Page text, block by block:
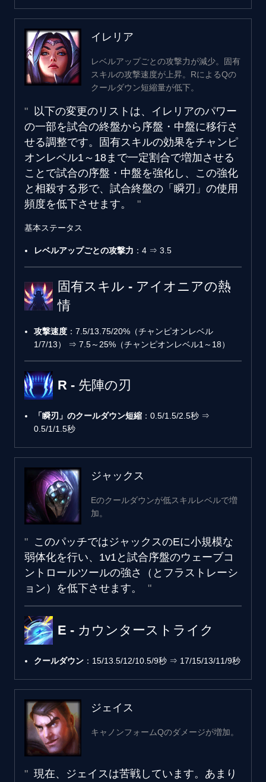
イレリア
レベルアップごとの攻撃力が減少。固有
スキルの攻撃速度が上昇。RによるQの
クールダウン短縮量が低下。
以下の変更のリストは、イレリアのパワー
の一部を試合の終盤から序盤・中盤に移行さ
せる調整です。固有スキルの効果をチャンピ
オンレベル1～18まで一定割合で増加させる
ことで試合の序盤・中盤を強化し、この強化
と相殺する形で、試合終盤の「瞬刃」の使用
頻度を低下させます。
基本ステータス
レベルアップごとの攻撃力 ：4 ⇒ 3.5
固有スキル - アイオニアの熱
情
攻撃速度 ：7.5/13.75/20%（チャンピオンレベル
1/7/13） ⇒ 7.5～25%（チャンピオンレベル1～18）
R - 先陣の刃
「瞬刃」のクールダウン短縮 ：0.5/1.5/2.5秒 ⇒
0.5/1/1.5秒
ジャックス
Eのクールダウンが低スキルレベルで増
加。
このパッチではジャックスのEに小規模な
弱体化を行い、1v1と試合序盤のウェーブコ
ントロールツールの強さ（とフラストレーシ
ョン）を低下させます。
E - カウンターストライク
クールダウン ：15/13.5/12/10.5/9秒 ⇒ 17/15/13/11/9秒
ジェイス
キャノンフォームQのダメージが増加。
現在、ジェイスは苦戦しています。あまり